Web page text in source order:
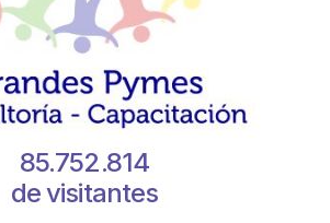
85.752.814
de visitantes